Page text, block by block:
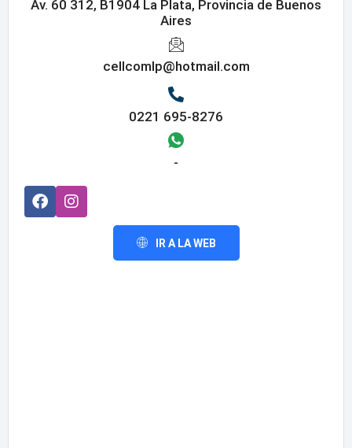
Av. 60 312, B1904 La Plata, Provincia de Buenos
Aires
cellcomlp@hotmail.com
0221 695-8276
-
IR A LA WEB